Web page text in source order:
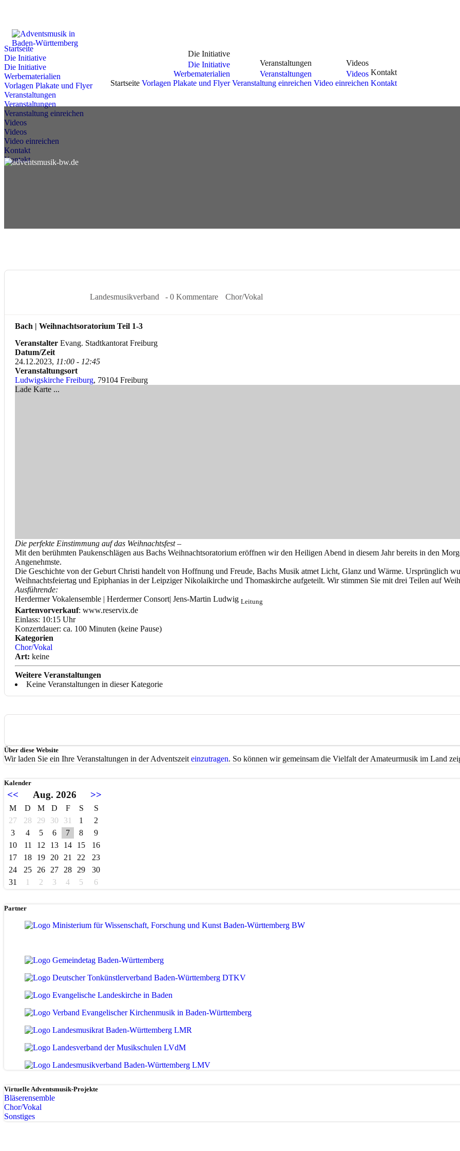
Startseite
Die Initiative
Die Initiative
Werbematerialien
Vorlagen Plakate und Flyer
Veranstaltungen
Veranstaltungen
Veranstaltung einreichen
Videos
Videos
Video einreichen
Kontakt
Kontakt
Startseite
Die Initiative
Die Initiative
Werbematerialien
Vorlagen Plakate und Flyer
Veranstaltungen
Veranstaltungen
Veranstaltung einreichen
Videos
Videos
Video einreichen
Kontakt
Kontakt
Landesmusikverband - 0 Kommentare Chor/Vokal
Bach | Weihnachtsoratorium Teil 1-3
Veranstalter Evang. Stadtkantorat Freiburg
Datum/Zeit
24.12.2023, 11:00 - 12:45
Veranstaltungsort
Ludwigskirche Freiburg, 79104 Freiburg
Lade Karte ...
Die perfekte Einstimmung auf das Weihnachtsfest–
Mit den berühmten Paukenschlägen aus Bachs Weihnachtsoratorium eröffnen wir den Heiligen Abend in diesem Jahr bereits in den
Angenehmste.
Die Geschichte von der Geburt Christi handelt von Hoffnung und Freude, Bachs Musik atmet Licht, Glanz und Wärme. Ursprünglich
Weihnachtsfeiertag und Epiphanias in der Leipziger Nikolaikirche und Thomaskirche aufgeteilt. Wir stimmen Sie mit drei Teilen auf
Ausführende:
Herdermer Vokalensemble | Herdermer Consort| Jens-Martin Ludwig Leitung
Kartenvorverkauf: www.reservix.de
Einlass: 10:15 Uhr
Konzertdauer: ca. 100 Minuten (keine Pause)
Kategorien
Chor/Vokal
Art: keine
Weitere Veranstaltungen
Keine Veranstaltungen in dieser Kategorie
Über diese Website
Wir laden Sie ein Ihre Veranstaltungen in der Adventszeit einzutragen. So können wir gemeinsam die Vielfalt der Amateurmusik im Land
Kalender
<< Aug. 2026 >>
M D M D F S
S
27
28 29 30 31 1
2
3
4 5 6 7 8
9
10
11 12 13 14 15
16
17
18 19 20 21 22
23
24
25 26 27 28 29
30
31
1 2 3 4 5 6
Partner
Virtuelle Adventsmusik-Projekte
Bläserensemble
Chor/Vokal
Sonstiges